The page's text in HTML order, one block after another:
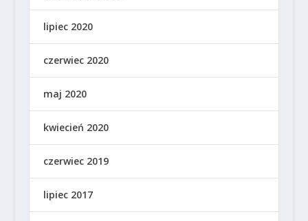
lipiec 2020
czerwiec 2020
maj 2020
kwiecień 2020
czerwiec 2019
lipiec 2017